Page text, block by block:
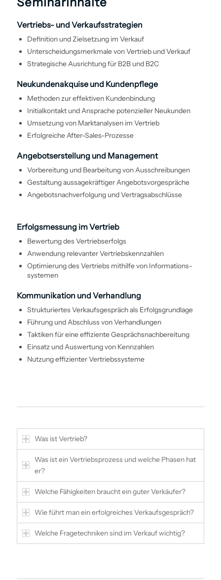
Vertriebs- und Verkaufs­strategien
Definition und Zielsetzung im Verkauf
Unterscheidungsmerkmale von Vertrieb und Verkauf
Strategische Ausrichtung für B2B und B2C
Neukundenakquise und Kundenpflege
Methoden zur effektiven Kunden­bindung
Initialkontakt und Ansprache potenzieller Neukunden
Umsetzung von Marktanalysen im Vertrieb
Erfolgreiche After-Sales-Prozesse
Angebotserstellung und Management
Vorbereitung und Bearbeitung von Ausschreibungen
Gestaltung aussagekräftiger Angebotsvor­gespräche
Angebotsnachverfolgung und Vertragsabschlüsse
Erfolgsmessung im Vertrieb
Bewertung des Vertriebserfolgs
Anwendung relevanter Vertriebskennzahlen
Optimierung des Vertriebs mithilfe von Informations­
systemen
Kommunikation und Verhandlung
Strukturiertes Verkaufsgespräch als Erfolgsgrundlage
Führung und Abschluss von Verhandlungen
Taktiken für eine effiziente Gesprächsnachbereitung
Einsatz und Auswertung von Kennzahlen
Nutzung effizienter Vertriebs­systeme
Was ist Vertrieb?
Was ist ein Vertriebs­prozess und welche Phasen hat
er?
Welche Fähigkeiten braucht ein guter Verkäufer?
Wie führt man ein erfolgreiches Verkaufsgespräch?
Welche Frage­techniken sind im Verkauf wichtig?